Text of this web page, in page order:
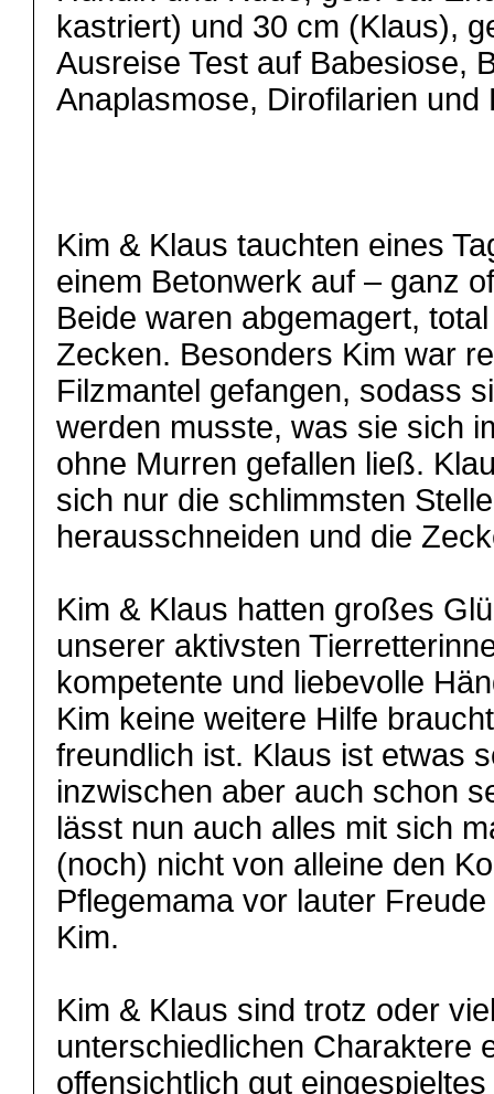
kastriert) und 30 cm (Klaus),
Ausreise Test auf Babesiose,
Anaplasmose, Dirofilarien und
Kim & Klaus tauchten eines
einem Betonwerk auf – ganz
Beide waren abgemagert,
Zecken. Besonders Kim war
Filzmantel gefangen, sodass
werden musste, was sie sich
ohne Murren gefallen ließ.
sich nur die schlimmsten
herausschneiden und die
Kim & Klaus hatten großes
unserer aktivsten
kompetente und liebevolle
Kim keine weitere Hilfe
freundlich ist. Klaus ist etwas
inzwischen aber auch schon
lässt nun auch alles mit sich
(noch) nicht von alleine den
Pflegemama vor lauter
Kim.
Kim & Klaus sind trotz oder
unterschiedlichen Charaktere
offensichtlich gut